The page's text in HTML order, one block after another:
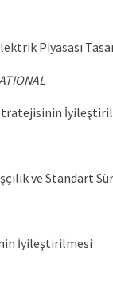
Piyasası
İşçilik ve Standart
İyileştirilmesi